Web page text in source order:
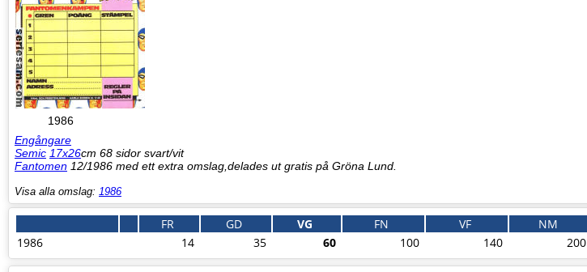
1986
Engångare
Semic 17x26cm 68 sidor svart/vit
Fantomen 12/1986 med ett extra omslag,delades ut gratis på Gröna Lund.
Visa alla omslag: 1986
FR GD VG FN VF
NM
1986
14 35 60 100 140 200